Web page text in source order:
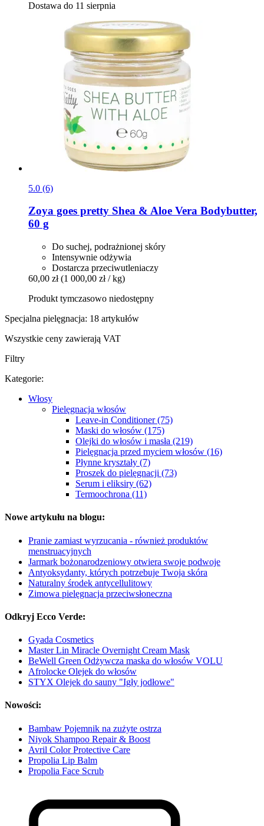
Dostawa do 11 sierpnia
5.0 (6)
Zoya goes pretty Shea & Aloe Vera Bodybutter,
60 g
Do suchej, podrażnionej skóry
Intensywnie odżywia
Dostarcza przeciwutleniaczy
60,00 zł (1 000,00 zł / kg)
Produkt tymczasowo niedostępny
Specjalna pielęgnacja: 18 artykułów
Wszystkie ceny zawierają VAT
Filtry
Kategorie:
Włosy
Pielęgnacja włosów
Leave-in Conditioner (75)
Maski do włosów (175)
Olejki do włosów i masła (219)
Pielęgnacja przed myciem włosów (16)
Płynne kryształy (7)
Proszek do pielęgnacji (73)
Serum i eliksiry (62)
Termoochrona (11)
Nowe artykułu na blogu:
Pranie zamiast wyrzucania - również produktów
menstruacyjnych
Jarmark bożonarodzeniowy otwiera swoje podwoje
Antyoksydanty, których potrzebuje Twoja skóra
Naturalny środek antycellulitowy
Zimowa pielęgnacja przeciwsłoneczna
Odkryj Ecco Verde:
Gyada Cosmetics
Master Lin Miracle Overnight Cream Mask
BeWell Green Odżywcza maska do włosów VOLU
Afrolocke Olejek do włosów
STYX Olejek do sauny "Igły jodłowe"
Nowości:
Bambaw Pojemnik na zużyte ostrza
Niyok Shampoo Repair & Boost
Avril Color Protective Care
Propolia Lip Balm
Propolia Face Scrub